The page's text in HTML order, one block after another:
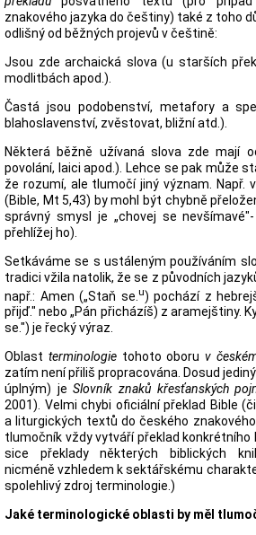
znakového jazyka do češtiny) také z toho
odlišný od běžných projevů v češtině:
Jsou zde archaická slova (u starších
modlitbách apod.).
Častá jsou podobenství, metafory a
blahoslavenství, zvěstovat, bližní atd.).
Některá běžně užívaná slova zde mají
povolání, laici apod.). Lehce se pak může
že rozumí, ale tlumočí jiný význam. Např.
(Bible, Mt 5,43) by mohl být chybně
správný smysl je „chovej se
přehlížej ho).
Setkáváme se s ustáleným používáním
tradici vžila natolik, že se z původních
např.: Amen („Staň se. u) pochází z
přijď." nebo „Pán přicházíš) z aramejštiny.
se.") je řecký výraz.
Oblast terminologie tohoto oboruv
zatím není přiliš propracována. Dosud
úplným) jeSlovník znaků křesťanských
2001). Velmi chybi oficiální překlad Bible
a liturgických textů do českého
tlumočník vždy vytváří překlad konkrétního
sice překlady některých biblických
nicméně vzhledem k sektářskému
spolehlivý zdroj terminologie.)
Jaké terminologické oblasti by měl